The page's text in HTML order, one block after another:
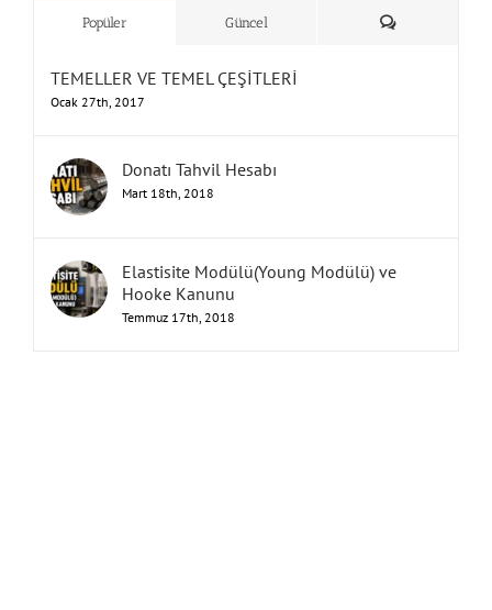
Popüler Güncel Yorum
TEMELLER VE TEMEL ÇEŞİTLERİ
Ocak 27th, 2017
Donatı Tahvil Hesabı
Mart 18th, 2018
Elastisite Modülü(Young Modülü) ve
Hooke Kanunu
Temmuz 17th, 2018